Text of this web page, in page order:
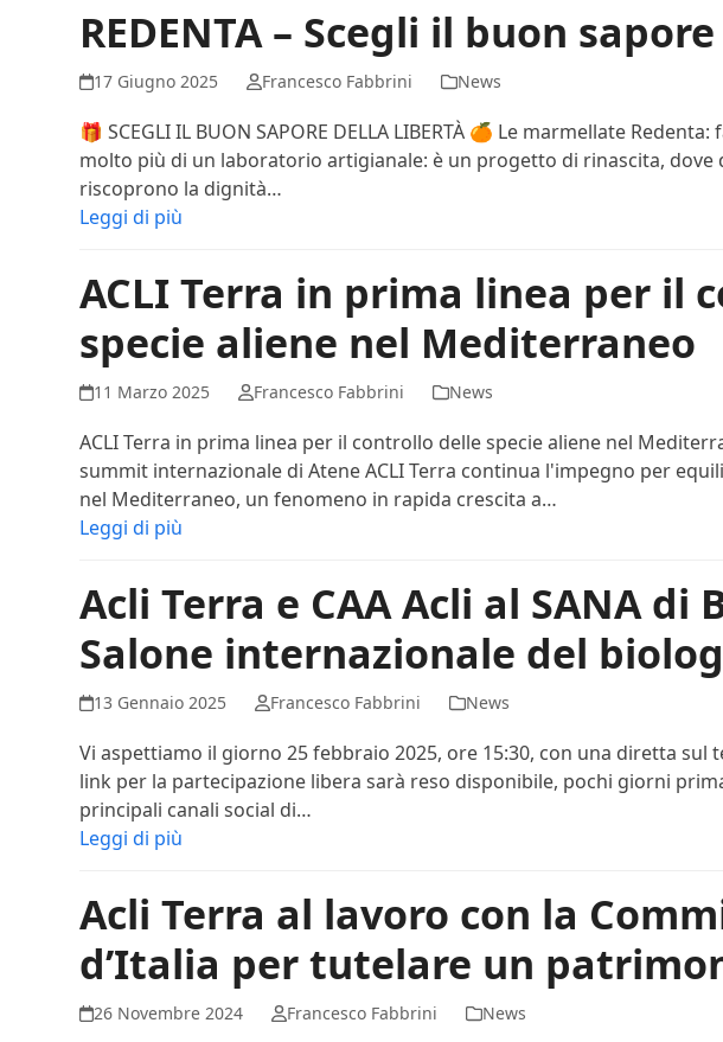
REDENTA – Scegli il buon
17 Giugno 2025 Francesco Fabbrini News
🎁 SCEGLI IL BUON SAPORE DELLA LIBERTÀ 🍊 Le marmellate
molto più di un laboratorio artigianale: è un progetto di rinascita, dove
riscoprono la dignità…
Leggi di più
ACLI Terra in prima linea per il
specie aliene nel Mediterraneo
11 Marzo 2025 Francesco Fabbrini News
ACLI Terra in prima linea per il controllo delle specie aliene nel
summit internazionale di Atene ACLI Terra continua l'impegno per
nel Mediterraneo, un fenomeno in rapida crescita a…
Leggi di più
Acli Terra e CAA Acli al SANA di
Salone internazionale del
13 Gennaio 2025 Francesco Fabbrini News
Vi aspettiamo il giorno 25 febbraio 2025, ore 15:30, con una diretta sul
link per la partecipazione libera sarà reso disponibile, pochi giorni
principali canali social di…
Leggi di più
Acli Terra al lavoro con la
d’Italia per tutelare un
26 Novembre 2024 Francesco Fabbrini News